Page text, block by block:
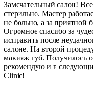
Замечательный салон!
стерильно. Мастер
не больно, а за приятной
Огромное спасибо за
исправить после
салоне. На второй
макияж губ. Получилось
рекомендую и в
Clinic!